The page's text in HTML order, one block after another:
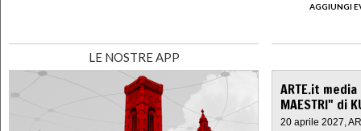
AGGIUNGI
LE NOSTRE APP
ARTE.it
MAESTRI" di
20 aprile 2027,